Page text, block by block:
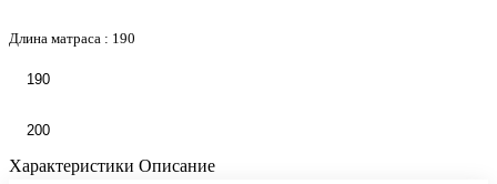
Длина матраса : 190
190
200
Характеристики Описание